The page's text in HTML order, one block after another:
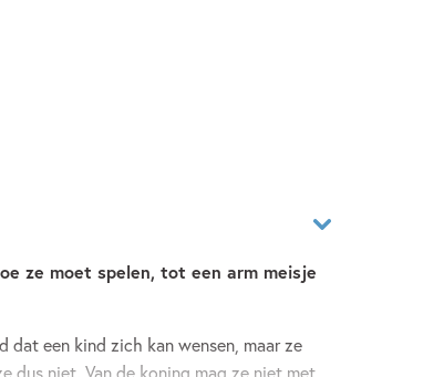
ze moet spelen, tot een arm meisje
een kind zich kan wensen, maar ze
dus niet. Van de koning mag ze niet met